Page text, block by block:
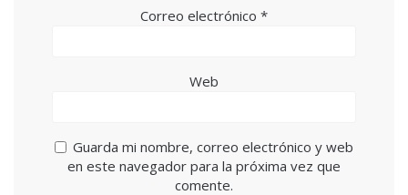
Correo electrónico *
Web
Guarda mi nombre, correo electrónico y web
en este navegador para la próxima vez que
comente.